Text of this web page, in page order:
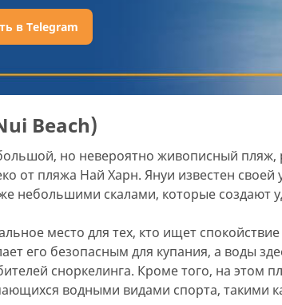
в Telegram
Beach)
но невероятно живописный
от пляжа Най Харн. Януи известен
небольшими скалами, которые создают
место для тех, кто ищет
его безопасным для купания, а воды
сноркелинга. Кроме того, на этом
водными видами спорта, такими